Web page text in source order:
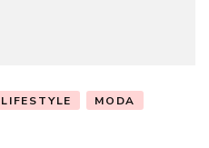
LIFESTYLE
MODA